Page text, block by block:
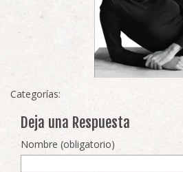
Categorías:
Deja una Respuesta
Nombre (obligatorio)